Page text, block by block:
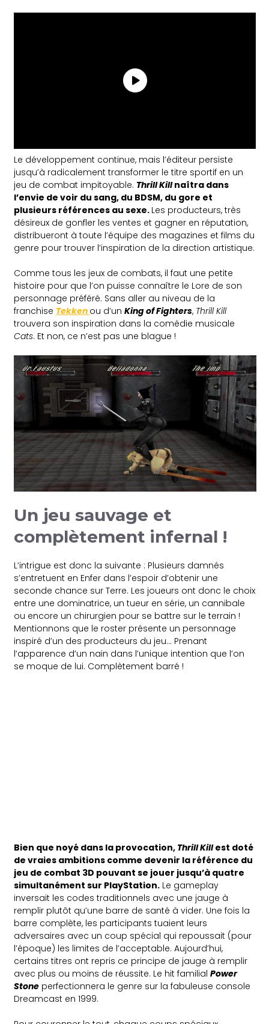
Le développement continue, mais l’éditeur persiste
jusqu’à radicalement transformer le titre sportif en un
jeu de combat impitoyable. Thrill Killnaîtra dans
l’envie de voir du sang, du BDSM, du gore et
plusieurs références au sexe. Les producteurs, très
désireux de gonfler les ventes et gagner en réputation,
distribueront à toute l’équipe des magazines et films du
genre pour trouver l’inspiration de la direction artistique.
Comme tous les jeux de combats, il faut une petite
histoire pour que l’on puisse connaître le Lore de son
personnage préféré. Sans aller au niveau de la
franchise Tekken ou d’unKing of Fighters, Thrill Kill
trouvera son inspiration dans la comédie musicale
Cats. Et non, ce n’est pas une blague !
Un jeu sauvage et
complètement infernal !
L’intrigue est donc la suivante : Plusieurs damnés
s’entretuent en Enfer dans l’espoir d’obtenir une
seconde chance sur Terre. Les joueurs ont donc le choix
entre une dominatrice, un tueur en série, un cannibale
ou encore un chirurgien pour se battre sur le terrain !
Mentionnons que le roster présente un personnage
inspiré d’un des producteurs du jeu… Prenant
l’apparence d’un nain dans l’unique intention que l’on
se moque de lui. Complètement barré !
Bien que noyé dans la provocation, Thrill Killest doté
de vraies ambitions comme devenir la référence du
jeu de combat 3D pouvant se jouer jusqu’à quatre
simultanément sur PlayStation. Le gameplay
inversait les codes traditionnels avec une jauge à
remplir plutôt qu’une barre de santé à vider. Une fois la
barre complète, les participants tuaient leurs
adversaires avec un coup spécial qui repoussait (pour
l’époque) les limites de l’acceptable. Aujourd’hui,
certains titres ont repris ce principe de jauge à remplir
avec plus ou moins de réussite. Le hit familialPower
Stone perfectionnera le genre sur la fabuleuse console
Dreamcast en 1999.